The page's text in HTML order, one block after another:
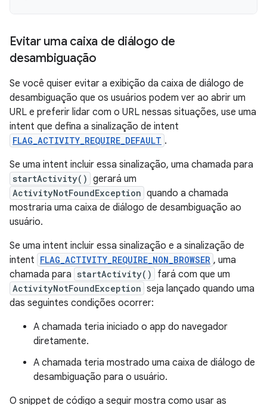
Evitar uma caixa de diálogo de
desambiguação
Se você quiser evitar a exibição da caixa de diálogo de
desambiguação que os usuários podem ver ao abrir um
URL e preferir lidar com o URL nessas situações, use uma
intent que defina a sinalização de intent
FLAG_ACTIVITY_REQUIRE_DEFAULT .
Se uma intent incluir essa sinalização, uma chamada para
startActivity() gerará um
ActivityNotFoundException quando a chamada
mostraria uma caixa de diálogo de desambiguação ao
usuário.
Se uma intent incluir essa sinalização e a sinalização de
intent FLAG_ACTIVITY_REQUIRE_NON_BROWSER , uma
chamada para startActivity() fará com que um
ActivityNotFoundException seja lançado quando uma
das seguintes condições ocorrer:
A chamada teria iniciado o app do navegador
diretamente.
A chamada teria mostrado uma caixa de diálogo de
desambiguação para o usuário.
O snippet de código a seguir mostra como usar as